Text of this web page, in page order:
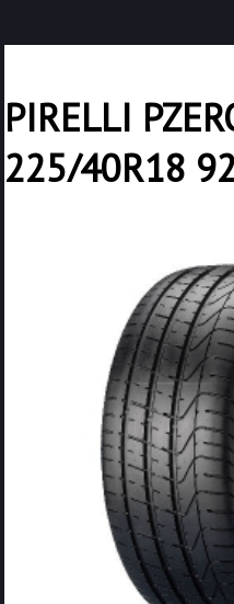
PIRELLI
225/40R18